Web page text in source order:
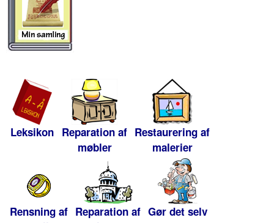
Leksikon Reparation af
møbler
Restaurering af
malerier
Rensning af Reparation af Gør det selv